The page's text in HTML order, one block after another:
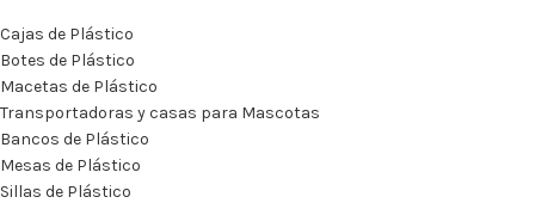
Cajas de Plástico
Botes de Plástico
Macetas de Plástico
Transportadoras y casas para Mascotas
Bancos de Plástico
Mesas de Plástico
Sillas de Plástico